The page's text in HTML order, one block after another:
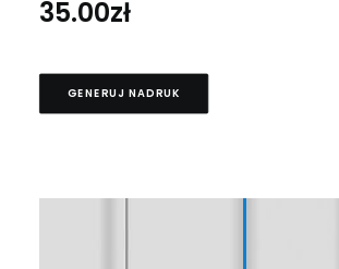
35.00zł
GENERUJ NADRUK